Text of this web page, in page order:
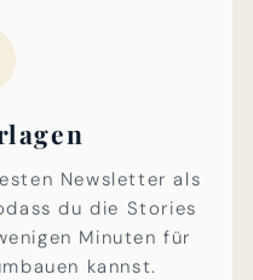
Newsletter als
du die Stories
Minuten für
kannst.